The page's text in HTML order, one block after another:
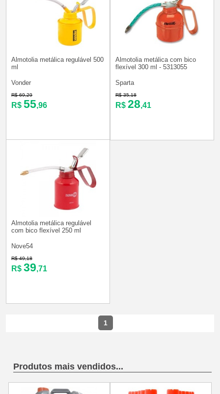
Almotolia metálica regulável 500
ml
Vonder
R$ 69,29
R$ 55,96
Almotolia metálica com bico
flexível 300 ml - 5313055
Sparta
R$ 35,18
R$ 28,41
Almotolia metálica regulável
com bico flexível 250 ml
Nove54
R$ 49,18
R$ 39,71
1
Produtos mais vendidos...